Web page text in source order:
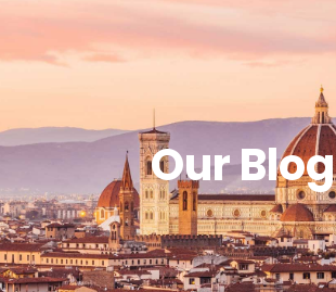
Our Blog